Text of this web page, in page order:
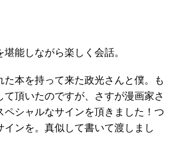
能しながら楽しく会話。
た本を持って来た政光さんと僕。も
て頂いたのですが、さすが漫画家さ
ペシャルなサインを頂きました！つ
インを。真似して書いて渡しまし